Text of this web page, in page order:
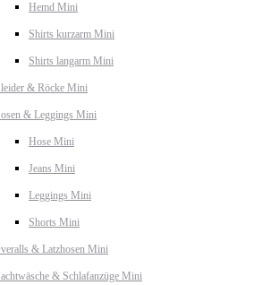
Hemd Mini
Shirts kurzarm Mini
Shirts langarm Mini
& Röcke Mini
& Leggings Mini
Hose Mini
Jeans Mini
Leggings Mini
Shorts Mini
& Latzhosen Mini
& Schlafanzüge Mini